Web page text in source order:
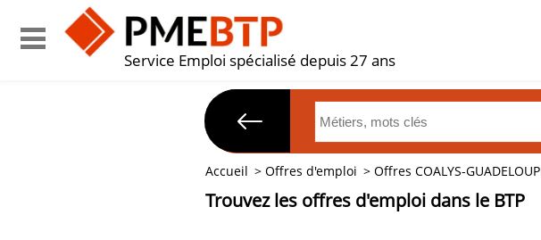
Service Emploi spécialisé depuis 27 ans
Accueil > Offres d'emploi > Offres COALYS-
Trouvez les offres d'emploi dans le BTP